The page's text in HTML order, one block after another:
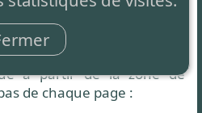
fonctionnalités présentées
à partir de la zone de
de chaque page :